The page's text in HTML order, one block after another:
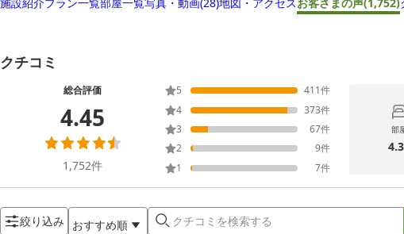
クチコミ
総合評価
4.45
1,752件
5 411件
4
373件
3
67件
2
9件
1
7件
部
絞り込み おすすめ順